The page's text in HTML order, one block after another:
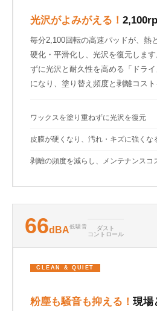
光沢がよみがえる！
毎分2,100回転の高速パッドが、熱
硬化・平滑化し、光沢を復元しま
ずに光沢と耐久性を高める「ドラ
になり、塗り替え頻度と剥離コスト
ワックスを塗り重ねずに光沢を復元
皮膜が硬くなり、汚れ・キズに強くな
剥離の頻度を減らし、メンテナンスコ
66dBA低騒音
ダスト
コントロール
CLEAN & QUIET
粉塵も騒音も抑える！ 現場